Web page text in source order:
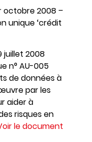
octobre 2008 –
unique ‘crédit
juillet 2008
n° AU-005
de données à
par les
aider à
risques en
le document